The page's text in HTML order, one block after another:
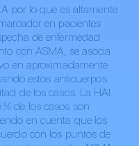
por lo que es altamente
en pacientes
de enfermedad
con ASMA, se asocia
en aproximadamente
estos anticuerpos
de los casos. La HAI
de los casos son
en cuenta que los
con los puntos de